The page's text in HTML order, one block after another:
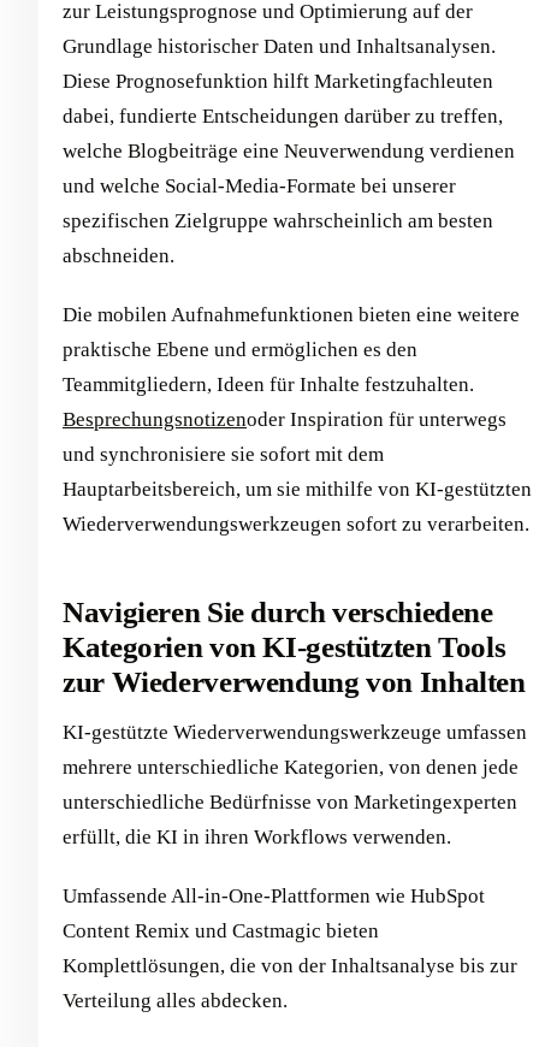
zur Leistungsprognose und Optimierung auf der
Grundlage historischer Daten und Inhaltsanalysen.
Diese Prognosefunktion hilft Marketingfachleuten
dabei, fundierte Entscheidungen darüber zu treffen,
welche Blogbeiträge eine Neuverwendung verdienen
und welche Social-Media-Formate bei unserer
spezifischen Zielgruppe wahrscheinlich am besten
abschneiden.
Die mobilen Aufnahmefunktionen bieten eine weitere
praktische Ebene und ermöglichen es den
Teammitgliedern, Ideen für Inhalte festzuhalten.
Besprechungsnotizenoder Inspiration für unterwegs
und synchronisiere sie sofort mit dem
Hauptarbeitsbereich, um sie mithilfe von KI-gestützten
Wiederverwendungswerkzeugen sofort zu verarbeiten.
Navigieren Sie durch verschiedene
Kategorien von KI-gestützten Tools
zur Wiederverwendung von Inhalten
KI-gestützte Wiederverwendungswerkzeuge umfassen
mehrere unterschiedliche Kategorien, von denen jede
unterschiedliche Bedürfnisse von Marketingexperten
erfüllt, die KI in ihren Workflows verwenden.
Umfassende All-in-One-Plattformen wie HubSpot
Content Remix und Castmagic bieten
Komplettlösungen, die von der Inhaltsanalyse bis zur
Verteilung alles abdecken.